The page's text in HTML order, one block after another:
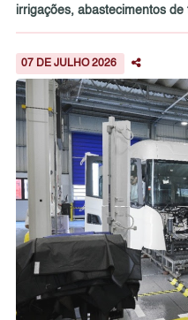
irrigações, abastecimentos
07 DE JULHO 2026